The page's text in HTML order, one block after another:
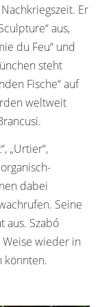
Er
aus,
du Feu“ und
steht
Fische“ auf
weltweit
„Urtier“,
dabei
Seine
aus. Szabó
wieder in
könnten.